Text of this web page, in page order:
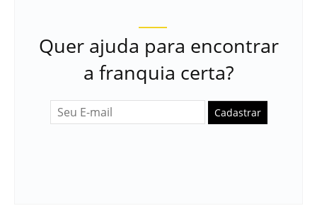
Quer ajuda para encontrar
a franquia certa?
Cadastrar